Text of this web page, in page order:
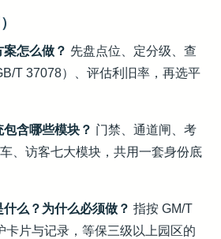
怎么做？ 先盘点位、定分级、查
T 37078）、评估利旧率，再选平
含哪些模块？ 门禁、通道闸、考
、访客七大模块，共用一套身份底
么？为什么必须做？ 指按 GM/T
卡片与记录，等保三级以上园区的